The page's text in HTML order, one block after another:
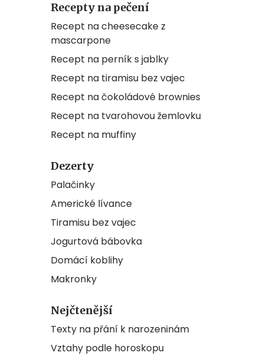
Recepty na pečení
Recept na cheesecake z
mascarpone
Recept na perník s jablky
Recept na tiramisu bez vajec
Recept na čokoládové brownies
Recept na tvarohovou žemlovku
Recept na muffiny
Dezerty
Palačinky
Americké lívance
Tiramisu bez vajec
Jogurtová bábovka
Domácí koblihy
Makronky
Nejčtenější
Texty na přání k narozeninám
Vztahy podle horoskopu